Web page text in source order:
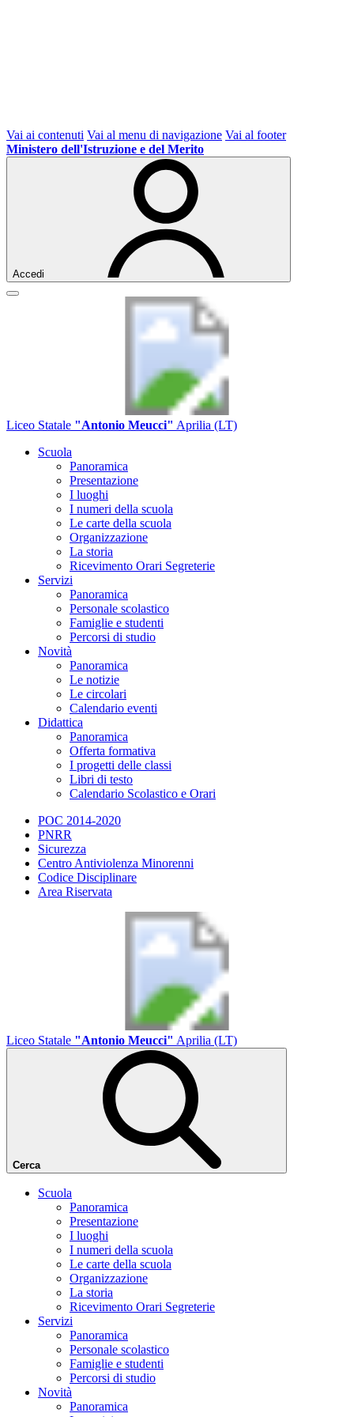
Vai ai contenuti Vai al menu di navigazione Vai al footer
Ministero dell'Istruzione e del Merito
Accedi
Liceo Statale "Antonio Meucci" Aprilia (LT)
Scuola
Panoramica
Presentazione
I luoghi
I numeri della scuola
Le carte della scuola
Organizzazione
La storia
Ricevimento Orari Segreterie
Servizi
Panoramica
Personale scolastico
Famiglie e studenti
Percorsi di studio
Novità
Panoramica
Le notizie
Le circolari
Calendario eventi
Didattica
Panoramica
Offerta formativa
I progetti delle classi
Libri di testo
Calendario Scolastico e Orari
POC 2014-2020
PNRR
Sicurezza
Centro Antiviolenza Minorenni
Codice Disciplinare
Area Riservata
Liceo Statale "Antonio Meucci" Aprilia (LT)
Cerca
Scuola
Panoramica
Presentazione
I luoghi
I numeri della scuola
Le carte della scuola
Organizzazione
La storia
Ricevimento Orari Segreterie
Servizi
Panoramica
Personale scolastico
Famiglie e studenti
Percorsi di studio
Novità
Panoramica